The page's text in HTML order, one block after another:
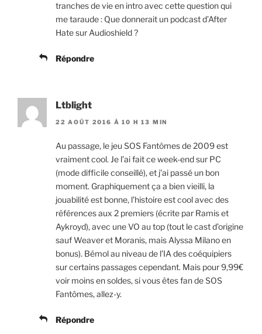
tranches de vie en intro avec cette question qui
me taraude : Que donnerait un podcast d’After
Hate sur Audioshield ?
Répondre
Ltblight
22 AOÛT 2016 À 10 H 13 MIN
Au passage, le jeu SOS Fantômes de 2009 est
vraiment cool. Je l’ai fait ce week-end sur PC
(mode difficile conseillé), et j’ai passé un bon
moment. Graphiquement ça a bien vieilli, la
jouabilité est bonne, l’histoire est cool avec des
références aux 2 premiers (écrite par Ramis et
Aykroyd), avec une VO au top (tout le cast d’origine
sauf Weaver et Moranis, mais Alyssa Milano en
bonus). Bémol au niveau de l’IA des coéquipiers
sur certains passages cependant. Mais pour 9,99€
voir moins en soldes, si vous êtes fan de SOS
Fantômes, allez-y.
Répondre